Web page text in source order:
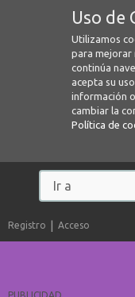
Uso de
Utilizamos
para mejorar
continúa
acepta su
información
cambiar la
Política de
Registro Acceso